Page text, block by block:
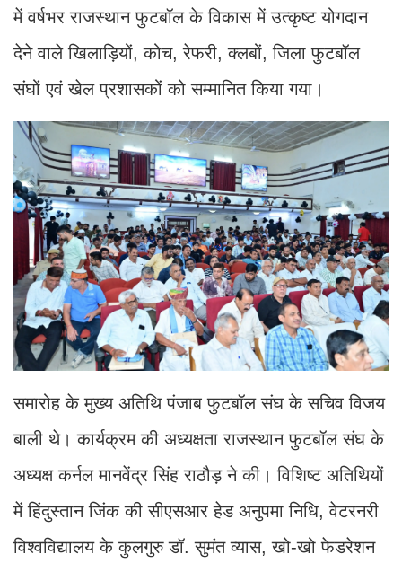
में वर्षभर राजस्थान फुटबॉल के विकास में उत्कृष्ट योगदान
देने वाले खिलाड़ियों, कोच, रेफरी, क्लबों, जिला फुटबॉल
संघों एवं खेल प्रशासकों को सम्मानित किया गया।
समारोह के मुख्य अतिथि पंजाब फुटबॉल संघ के सचिव विजय
बाली थे। कार्यक्रम की अध्यक्षता राजस्थान फुटबॉल संघ के
अध्यक्ष कर्नल मानवेंद्र सिंह राठौड़ ने की। विशिष्ट अतिथियों
में हिंदुस्तान जिंक की सीएसआर हेड अनुपमा निधि, वेटरनरी
विश्वविद्यालय के कुलगुरु डॉ. सुमंत व्यास, खो-खो फेडरेशन